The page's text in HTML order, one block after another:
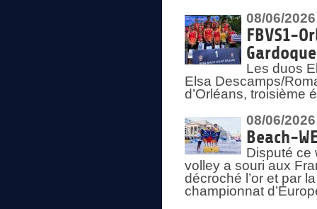
08/06/2026
FBVS1-
Les duos
Elsa Descamps/
d’Orléans, troisième
08/06/2026
Beach-
Disputé ce
volley a souri aux
décroché l’or et par
championnat